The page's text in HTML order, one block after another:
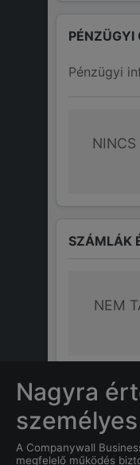
PÉNZÜGYI
Pénzügyi
NINCS
SZÁMLÁK
NEM
GYAKRAN
Nagyra
A Companywall
megfelelő működés